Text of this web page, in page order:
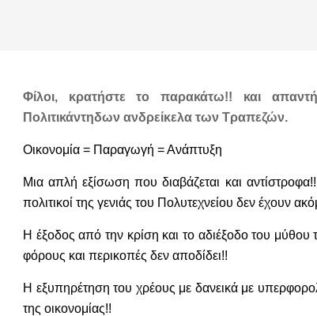
Φίλοι, κρατήστε το παρακάτω!! και
Πολιτικάντηδων ανδρείκελα των Τραπεζών.
Οικονομία = Παραγωγή = Ανάπτυξη
Μια απλή εξίσωση που διαβάζεται και
πολιτικοί της γενιάς του Πολυτεχνείου δεν έχουν
Η έξοδος από την κρίση και το αδιέξοδο του μύθου
φόρους και περικοπές δεν αποδίδει!!
Η εξυπηρέτηση του χρέους με δανεικά με
της οικονομίας!!